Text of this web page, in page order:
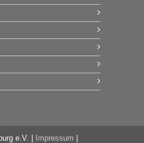
e.V. | Impressum